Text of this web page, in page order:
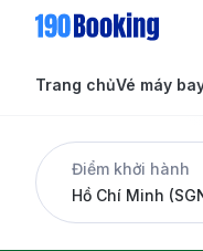
Trang chủVé máy
Tin tức
Dịch vụ
Điểm khởi hành